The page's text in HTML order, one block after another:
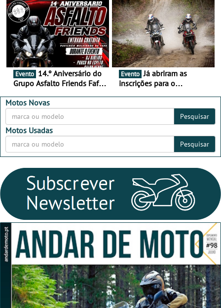
16 de agosto
duas rodas invade o Baixo
Alentejo
Evento
Grupo Asfalto Friends Fafe,
2026
Evento Já abriram as
inscrições para o
Motos Novas
Pesquisar
Motos Usadas
Pesquisar